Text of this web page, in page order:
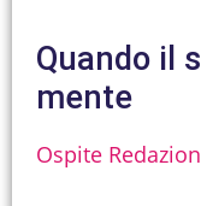
Quando il
mente
Ospite